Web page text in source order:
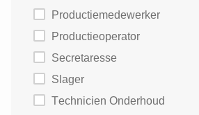
Productiemedewerker
Productieoperator
Secretaresse
Slager
Technicien Onderhoud